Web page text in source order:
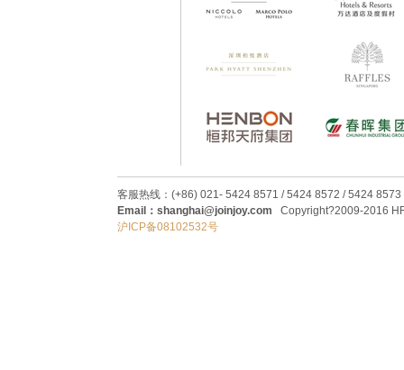
客服热线：(+86) 021- 5424 8571 / 5424 8572 / 5424 8573
Email：shanghai@joinjoy.com Copyright?2009-2016
沪ICP备08102532号